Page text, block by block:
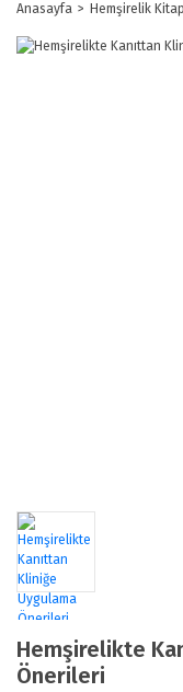
Anasayfa Hemşirelik
Hemşirelikte
Önerileri